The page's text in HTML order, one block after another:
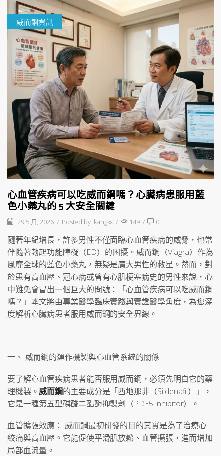
威而鋼資訊
心血管疾病可以吃威而鋼嗎？心臟病患服用藍
色小藥丸的 5 大安全關鍵
29 5 月, 2026 / Posted by kangxx / 149 / 0
隨著年紀增長，許多男性不僅面臨心血管疾病的威脅，也常
伴隨著勃起功能障礙（ED）的困擾。威而鋼（Viagra）作為
風靡全球的藍色小藥丸，無疑是廣大男性的救星。然而，對
於患有高血壓、冠心病或曾有心肌梗塞病史的男性來說，心
中難免會冒出一個巨大的問號：「心血管疾病可以吃威而鋼
嗎？」本文將由專業醫學臨床實踐與實證醫學角度，為您深
度解析心臟病患者服用威而鋼的安全界線。
一、 威而鋼的運作機製與心血管系統的關係
要了解心血管疾病患者能否服用威而鋼，必須先明白它的藥
理機製。 威而鋼的主要成分是「西地那非（Sildenafil）」，
它是一種第五型磷酸二酯酶抑製劑（PDE5 inhibitor）。
血管擴張效應： 威而鋼最初研發的目的其實是為了治療心
絞痛與高血壓。它能促使平滑肌放鬆、血管擴張，進而增加
局部血流量。